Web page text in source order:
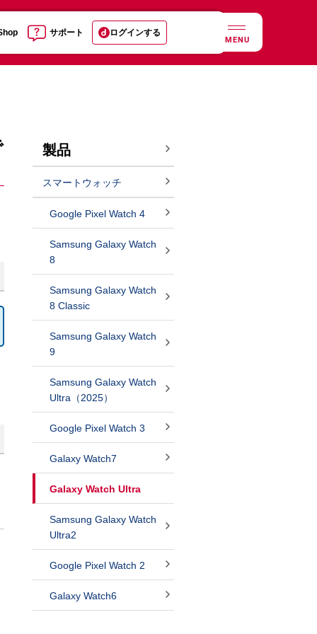
サポート ログインする
MENU
製品
スマートウォッチ
Google Pixel Watch 4
Samsung Galaxy Watch
8
Samsung Galaxy Watch
8 Classic
Samsung Galaxy Watch
9
Samsung Galaxy Watch
Ultra（2025）
Google Pixel Watch 3
Galaxy Watch7
Galaxy Watch Ultra
Samsung Galaxy Watch
Ultra2
Google Pixel Watch 2
Galaxy Watch6